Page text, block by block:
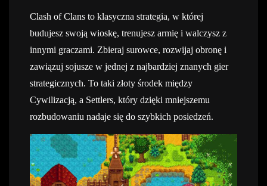
Clash of Clans to klasyczna strategia, w której
budujesz swoją wioskę, trenujesz armię i walczysz z
innymi graczami. Zbieraj surowce, rozwijaj obronę i
zawiązuj sojusze w jednej z najbardziej znanych gier
strategicznych. To taki złoty środek między
Cywilizacją, a Settlers, który dzięki mniejszemu
rozbudowaniu nadaje się do szybkich posiedzeń.